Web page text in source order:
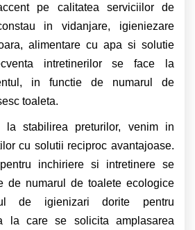
pe calitatea serviciilor de
in vidanjare, igieniezare
alimentare cu apa si solutie
intretinerilor se face la
in functie de numarul de
toaleta.
stabilirea preturilor, venim in
cu solutii reciproc avantajoase.
inchiriere si intretinere se
de numarul de toalete ecologice
de igienizari dorite pentru
la care se solicita amplasarea